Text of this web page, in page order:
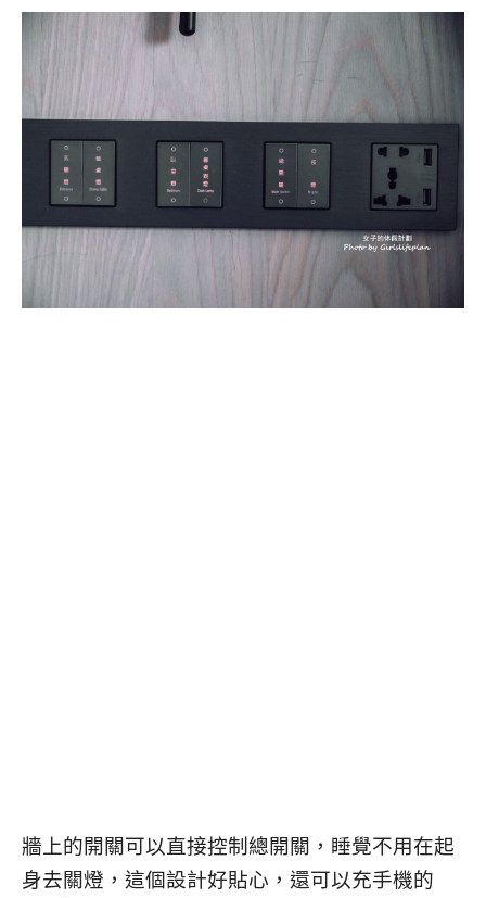
牆上的開關可以直接控制總開關，睡覺不用在起
身去關燈，這個設計好貼心，還可以充手機的